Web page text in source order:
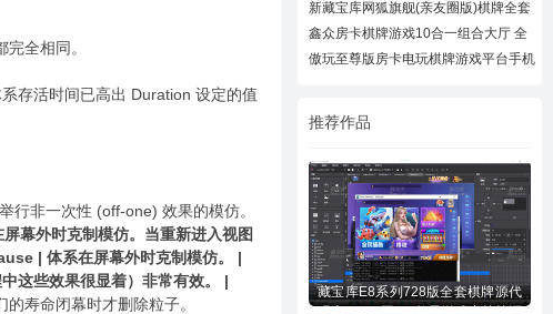
全相同。
存活时间已高出 Duration 设定的值
行非一次性 (off-one) 效果的模仿。
外时克制模仿。当重新进入视图
| 体系在屏幕外时克制模仿。 |
这些效果很显着）非常有效。 |
寿命闭幕时才删除粒子。
新藏宝库网狐旗舰(亲友圈版)棋牌全套
源码下
鑫众房卡棋牌游戏10合一组合大厅 全
套组件
傲玩至尊版房卡电玩棋牌游戏平台手机
推荐作品
藏宝库E8系列728版全套棋牌源代